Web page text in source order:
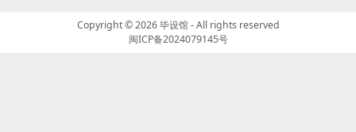
Copyright © 2026毕设馆- All rights reserved
闽ICP备2024079145号